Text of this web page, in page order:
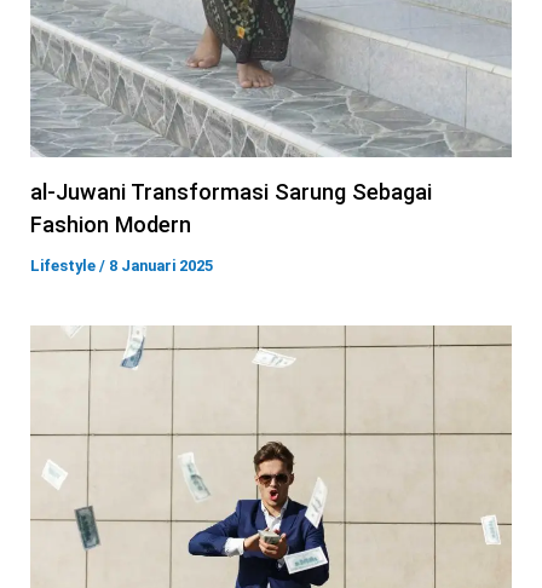
al-Juwani Transformasi Sarung Sebagai
Fashion Modern
Lifestyle / 8 Januari 2025